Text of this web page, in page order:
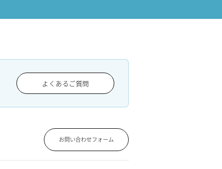
よくあるご質問
お問い合わせフォーム